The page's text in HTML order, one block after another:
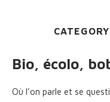
Bio, écolo,
Où l’on parle et se